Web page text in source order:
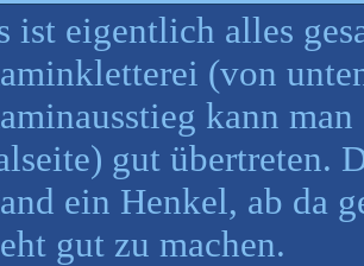
ist eigentlich alles
(von
kann
gut übertreten.
ein Henkel, ab da
gut zu machen.